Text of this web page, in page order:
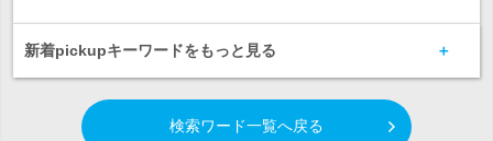
新着pickupキーワードをもっと見る
検索ワード一覧へ戻る